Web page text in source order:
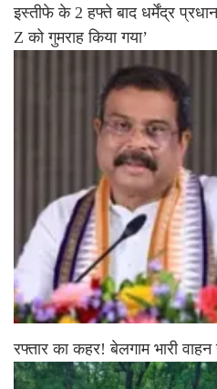
इस्तीफे के 2 हफ्ते बाद धर्मेंद्र
Z को गुमराह किया गया’
रफ्तार का कहर! बेलगाम भारी वाहन